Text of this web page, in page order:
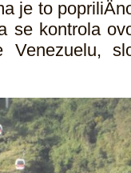
je to
se kontrola
Venezuelu,